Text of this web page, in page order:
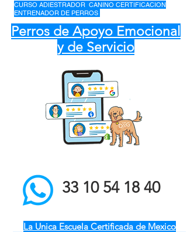
Perros de Apoyo Emocional
y de Servicio
el mejor entrenador de
perros a domicilio qro ver
pue gdl cdmx mty cdmx
modest dog adiestramiento
33 10 54 18 40
La Unica Escuela Certificada de Mexico
CURSO ADIESTRADOR CANINO CERTIFICACION
ENTRENADOR DE PERROS